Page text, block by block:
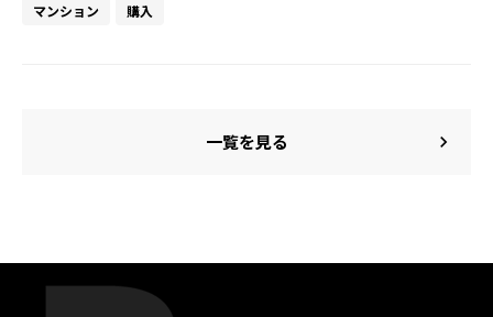
マンション 購入
一覧を見る chevron_right